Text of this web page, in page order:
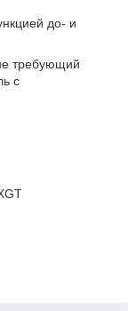
до- и
требующий
с